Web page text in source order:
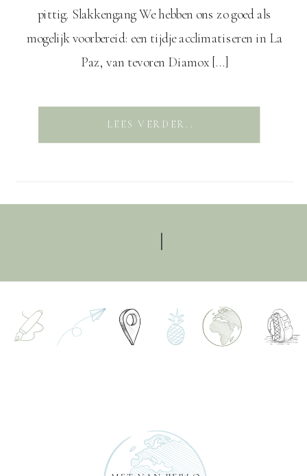
pittig. Slakkengang We hebben ons zo goed als
mogelijk voorbereid: een tijdje acclimatiseren in La
Paz, van tevoren Diamox […]
LEES VERDER..